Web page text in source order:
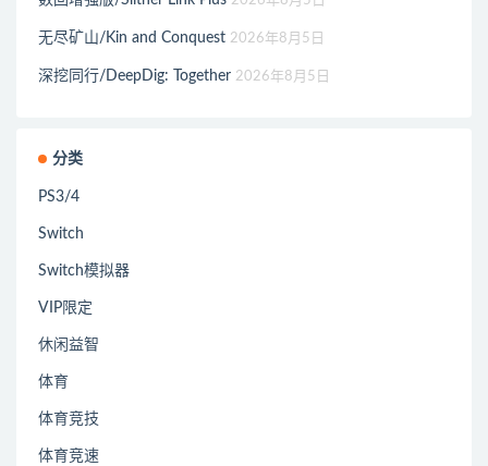
无尽矿山/Kin and Conquest 2026年8月5日
深挖同行/DeepDig: Together 2026年8月5日
分类
PS3/4
Switch
Switch模拟器
VIP限定
休闲益智
体育
体育竞技
体育竞速